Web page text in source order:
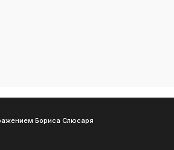
Бориса Слюсаря